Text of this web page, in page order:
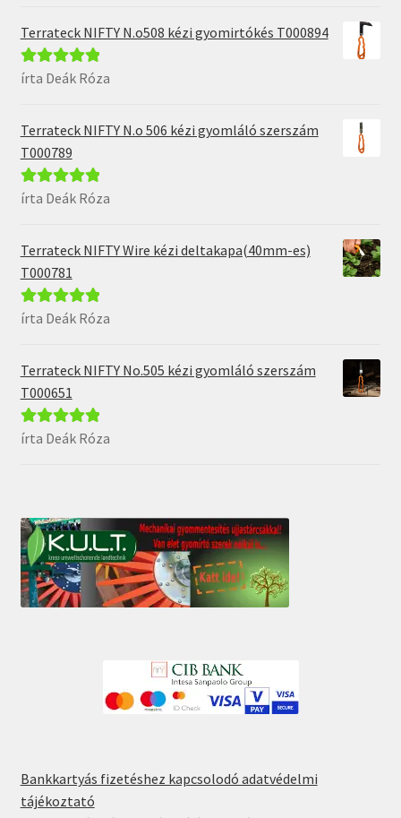
Terrateck NIFTY N.o508 kézi gyomirtókés T000894
Értékelés: 5/
írta Deák Róza
Terrateck NIFTY N.o 506 kézi gyomláló szerszám
T000789
Értékelés: 5/
írta Deák Róza
Terrateck NIFTY Wire kézi deltakapa(40mm-es)
T000781
Értékelés: 5/
írta Deák Róza
Terrateck NIFTY No.505 kézi gyomláló szerszám
T000651
Értékelés: 5/
írta Deák Róza
Bankkartyás fizetéshez kapcsolodó adatvédelmi
tájékoztató